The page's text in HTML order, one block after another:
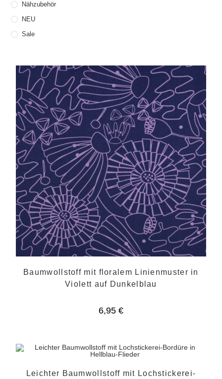
Nähzubehör
NEU
Sale
Baumwollstoff mit floralem Linienmuster in
Violett auf Dunkelblau
6,95 €
Leichter Baumwollstoff mit Lochstickerei-